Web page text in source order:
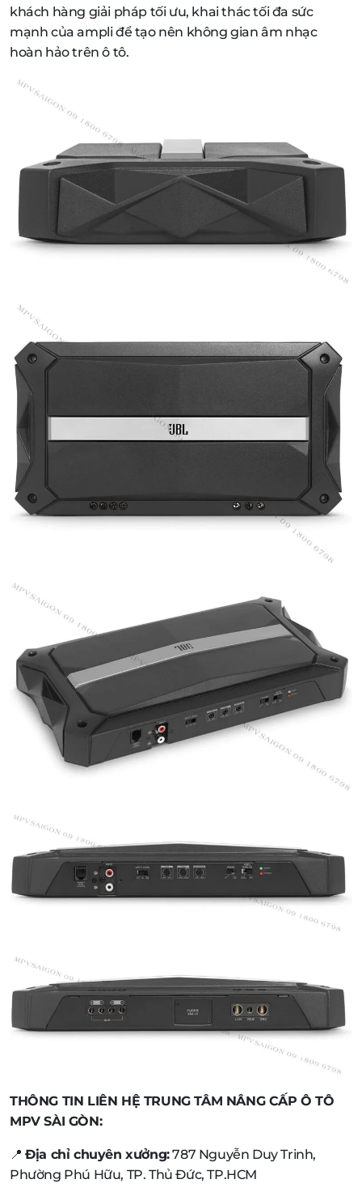
khách hàng giải pháp tối ưu, khai thác tối đa sức
mạnh của ampli để tạo nên không gian âm nhạc
hoàn hảo trên ô tô.
THÔNG TIN LIÊN HỆ TRUNG TÂM NÂNG CẤP Ô TÔ
MPV SÀI GÒN:
📍Địa chỉ chuyên xưởng:787 Nguyễn Duy Trinh,
Phường Phú Hữu, TP. Thủ Đức, TP.HCM